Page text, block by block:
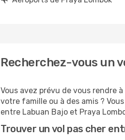
Recherchez-vous un
Vous avez prévu de vous rendre
votre famille ou à des amis ?
entre Labuan Bajo et Praya
Trouver un vol pas cher